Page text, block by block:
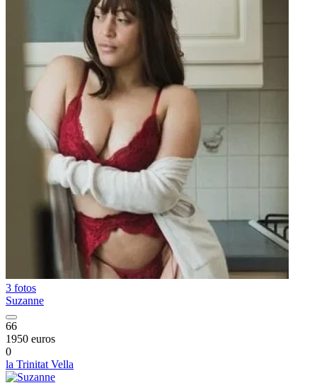
3 fotos
Suzanne
66
1950 euros
0
la Trinitat Vella